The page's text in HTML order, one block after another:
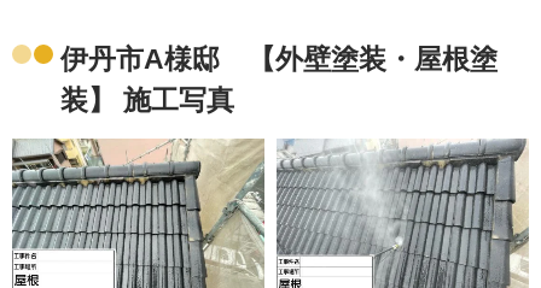
伊丹市A様邸 【外壁塗装・屋根塗
装】 施工写真